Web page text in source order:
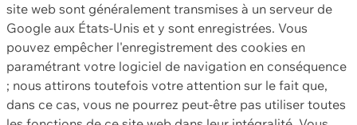
site web sont généralement transmises à un serveur de
Google aux États-Unis et y sont enregistrées. Vous
pouvez empêcher l'enregistrement des cookies en
paramétrant votre logiciel de navigation en conséquence
; nous attirons toutefois votre attention sur le fait que,
dans ce cas, vous ne pourrez peut-être pas utiliser toutes